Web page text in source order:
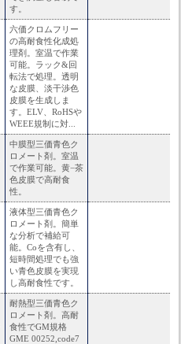
す。
六価クロムフリー
の高耐食性化成処
理剤。室温で作業
可能。ラック&回
転法で処理。透明
な皮膜、淡干渉色
皮膜を生成しま
す。ELV、RoHSや
WEEE規制に対...
中膜型三価青色ク
ロメート剤。室温
で作業可能。黄−茶
色皮膜で高耐食
性。
液体型三価青色ク
ロメート剤。簡単
な分析で補給可
能。Coを含有し、
短時間処理でも強
い青色皮膜を実現
し高耐食性です。
耐熱型三価青色ク
ロメート剤。高耐
食性でGM規格
GME 00252,code7